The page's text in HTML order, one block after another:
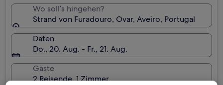
Wo soll’s hingehen?
Strand von Furadouro, Ovar, Aveiro, Portugal
Daten
Do., 20. Aug. - Fr., 21. Aug.
Gäste
2 Reisende, 1 Zimmer